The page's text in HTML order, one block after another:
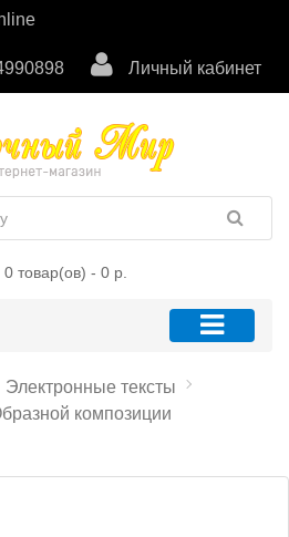
Личный кабинет
0 товар(ов) - 0 р.
Электронные тексты
композиции